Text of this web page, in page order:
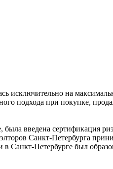
исключительно на
подхода при покупке,
введена сертификация
Санкт-Петербурга
Петербурге был